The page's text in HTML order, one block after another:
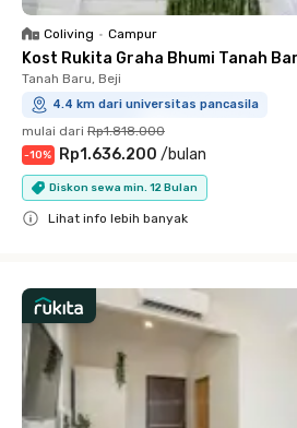
Coliving • Campur
Kost Rukita Graha Bhumi Tanah
Tanah Baru, Beji
4.4 km dari universitas pancasila
mulai dari Rp1.818.000
-10% Rp1.636.200 /bulan
Diskon sewa min. 12 Bulan
Lihat info lebih banyak